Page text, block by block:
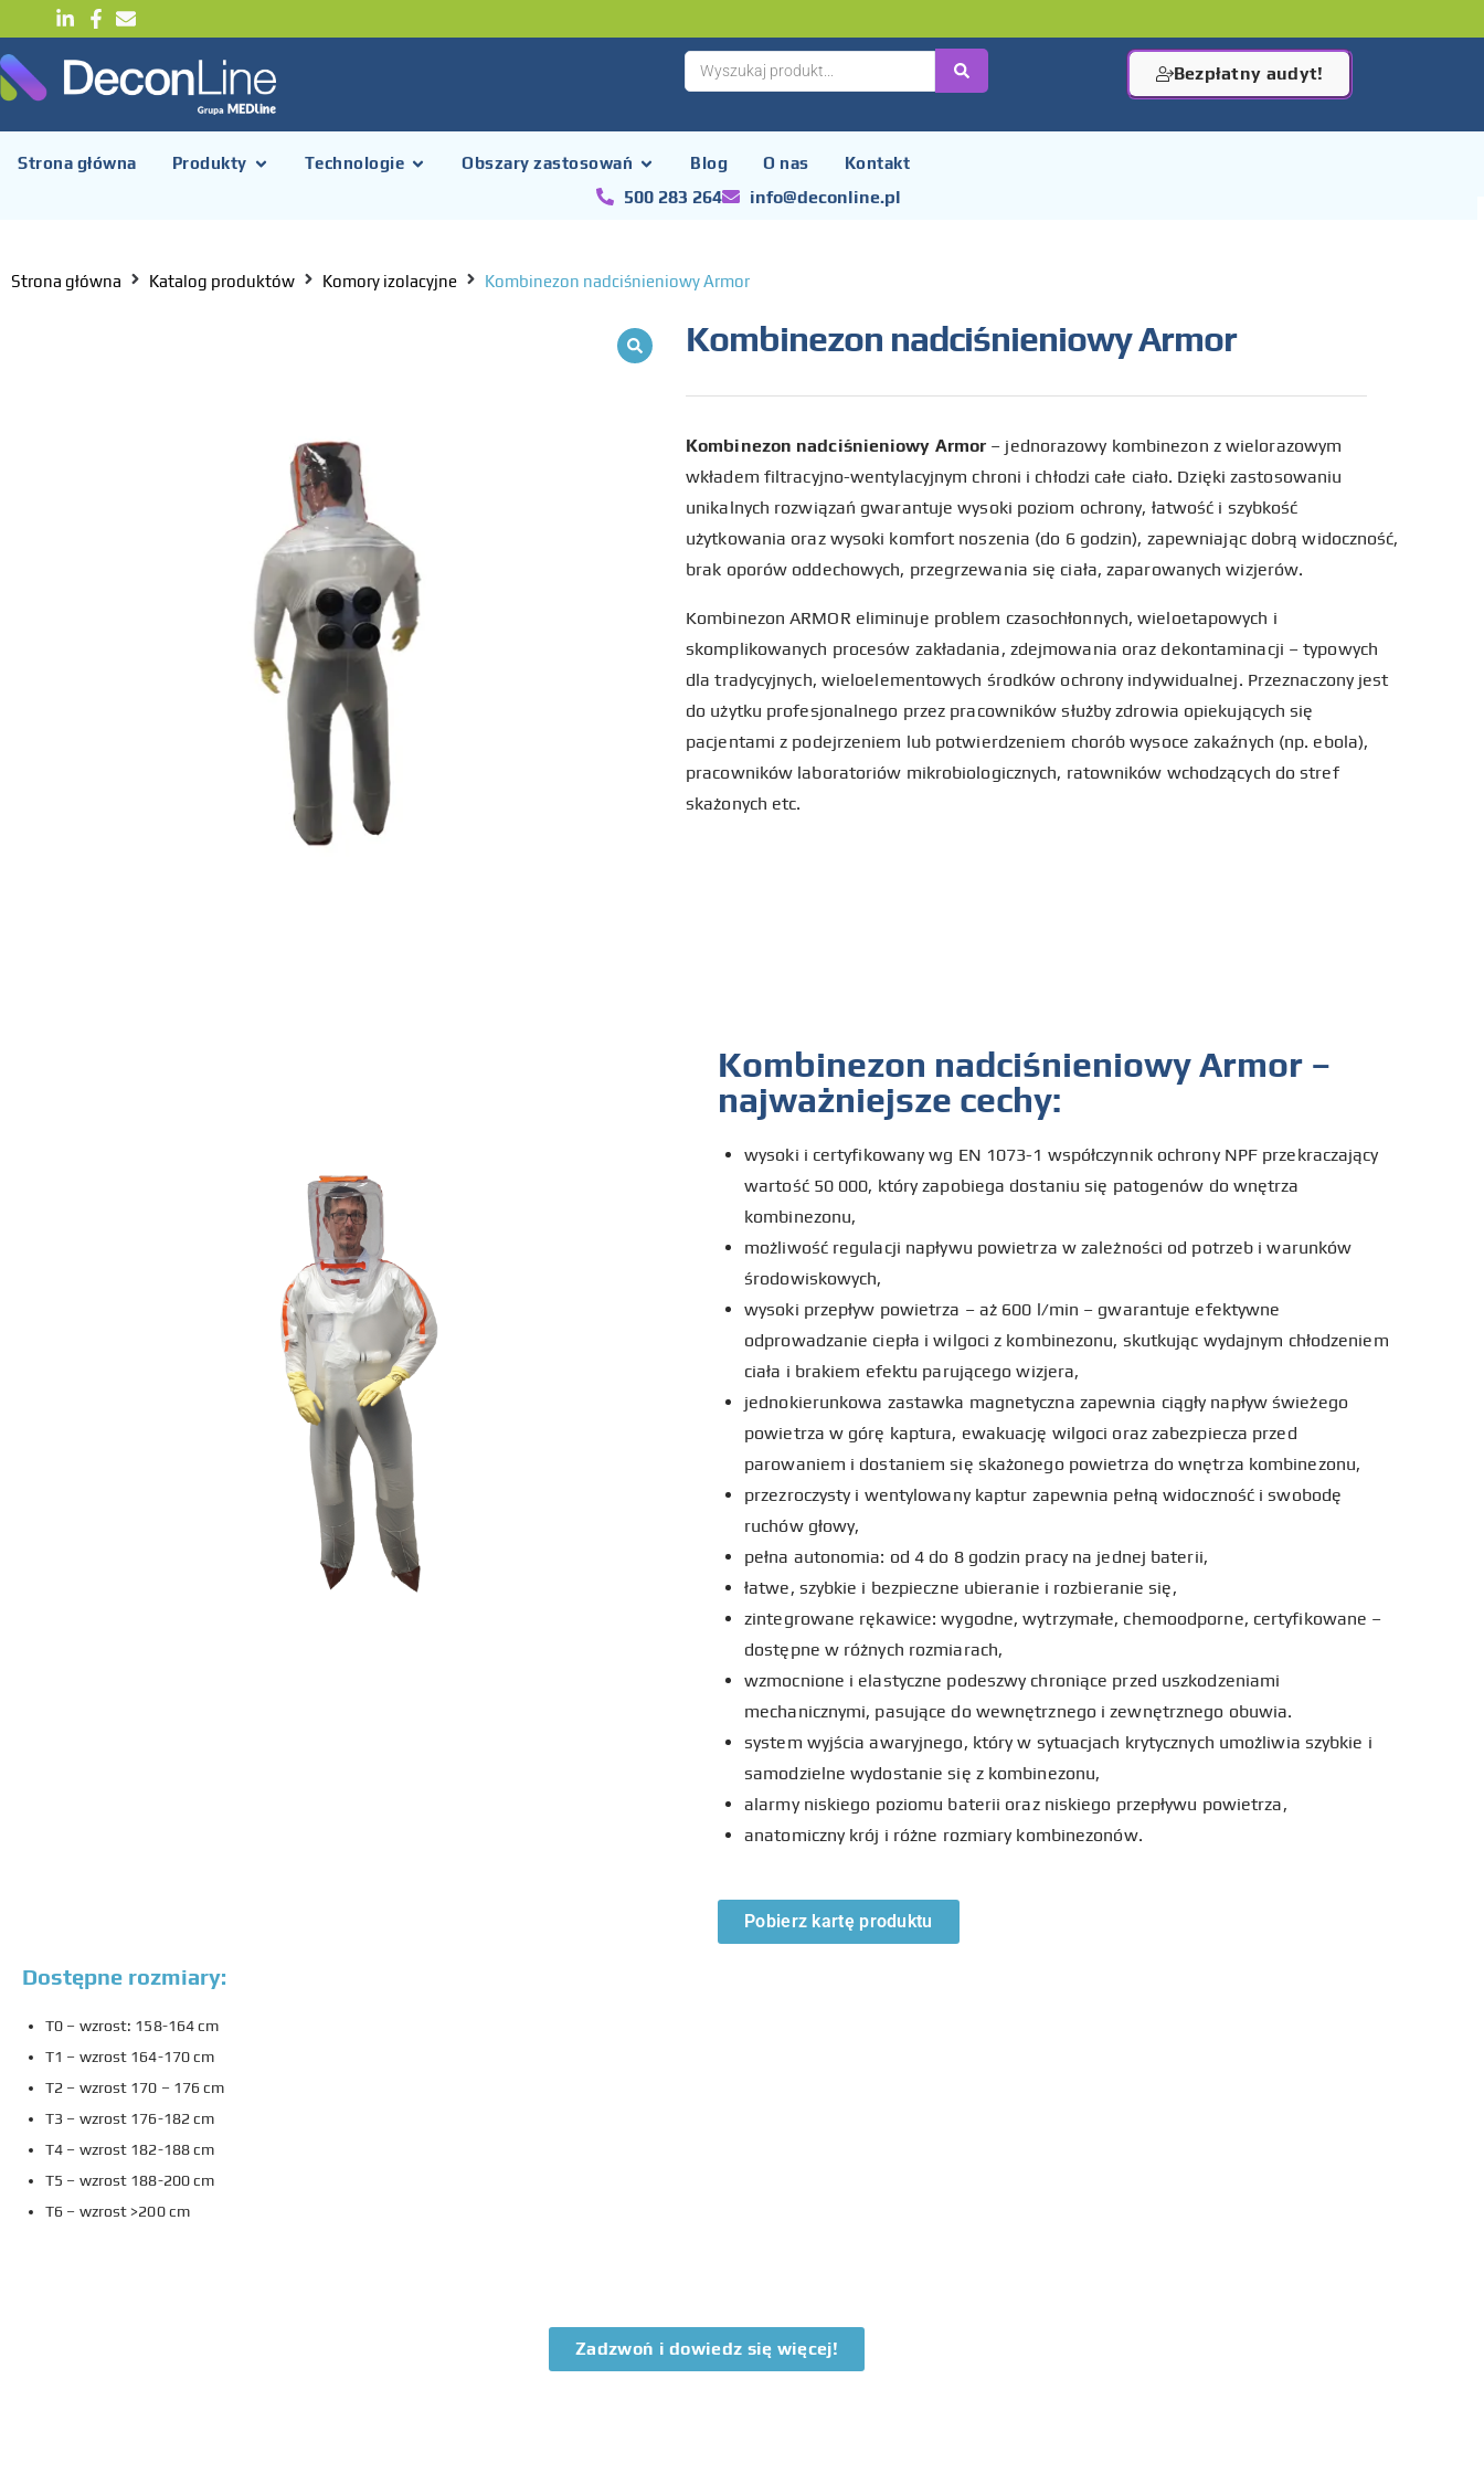
Bezpłatny audyt!
Strona główna Produkty Technologie Obszary zastosowań Blog O nas Kontakt
500 283 264 info@deconline.pl
Strona główna Katalog produktów Komory izolacyjne Kombinezon nadciśnieniowy Armor
Kombinezon nadciśnieniowy Armor
Kombinezon nadciśnieniowy Armor – jednorazowy kombinezon z wielorazowym
wkładem filtracyjno-wentylacyjnym chroni i chłodzi całe ciało. Dzięki zastosowaniu
unikalnych rozwiązań gwarantuje wysoki poziom ochrony, łatwość i szybkość
użytkowania oraz wysoki komfort noszenia (do 6 godzin), zapewniając dobrą widoczność,
brak oporów oddechowych, przegrzewania się ciała, zaparowanych wizjerów.
Kombinezon ARMOR eliminuje problem czasochłonnych, wieloetapowych i
skomplikowanych procesów zakładania, zdejmowania oraz dekontaminacji – typowych
dla tradycyjnych, wieloelementowych środków ochrony indywidualnej. Przeznaczony jest
do użytku profesjonalnego przez pracowników służby zdrowia opiekujących się
pacjentami z podejrzeniem lub potwierdzeniem chorób wysoce zakaźnych (np. ebola),
pracowników laboratoriów mikrobiologicznych, ratowników wchodzących do stref
skażonych etc.
Kombinezon nadciśnieniowy Armor –
najważniejsze cechy:
wysoki i certyfikowany wg EN 1073-1 współczynnik ochrony NPF przekraczający
wartość 50 000, który zapobiega dostaniu się patogenów do wnętrza
kombinezonu,
możliwość regulacji napływu powietrza w zależności od potrzeb i warunków
środowiskowych,
wysoki przepływ powietrza – aż 600 l/min – gwarantuje efektywne
odprowadzanie ciepła i wilgoci z kombinezonu, skutkując wydajnym chłodzeniem
ciała i brakiem efektu parującego wizjera,
jednokierunkowa zastawka magnetyczna zapewnia ciągły napływ świeżego
powietrza w górę kaptura, ewakuację wilgoci oraz zabezpiecza przed
parowaniem i dostaniem się skażonego powietrza do wnętrza kombinezonu,
przezroczysty i wentylowany kaptur zapewnia pełną widoczność i swobodę
ruchów głowy,
pełna autonomia: od 4 do 8 godzin pracy na jednej baterii,
łatwe, szybkie i bezpieczne ubieranie i rozbieranie się,
zintegrowane rękawice: wygodne, wytrzymałe, chemoodporne, certyfikowane –
dostępne w różnych rozmiarach,
wzmocnione i elastyczne podeszwy chroniące przed uszkodzeniami
mechanicznymi, pasujące do wewnętrznego i zewnętrznego obuwia.
system wyjścia awaryjnego, który w sytuacjach krytycznych umożliwia szybkie i
samodzielne wydostanie się z kombinezonu,
alarmy niskiego poziomu baterii oraz niskiego przepływu powietrza,
anatomiczny krój i różne rozmiary kombinezonów.
Pobierz kartę produktu
Dostępne rozmiary:
T0 – wzrost: 158-164 cm
T1 – wzrost 164-170 cm
T2 – wzrost 170 – 176 cm
T3 – wzrost 176-182 cm
T4 – wzrost 182-188 cm
T5 – wzrost 188-200 cm
T6 – wzrost >200 cm
Zadzwoń i dowiedz się więcej!